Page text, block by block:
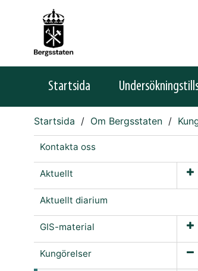
Startsida
Startsida Om Bergsstaten
Kontakta oss
Aktuellt
Aktuellt diarium
GIS-material
Kungörelser